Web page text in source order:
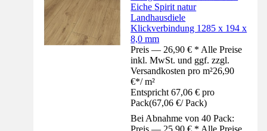
Eiche Spirit natur
Landhausdiele
Klickverbindung 1285 x 194 x
8,0 mm
Preis — 26,90 € * Alle Preise
inkl. MwSt. und ggf. zzgl.
Versandkosten pro m²26,90
€*/ m²
Entspricht 67,06 € pro
Pack(67,06 €/ Pack)
Bei Abnahme von 40 Pack:
Preis — 25,90 € * Alle Preise